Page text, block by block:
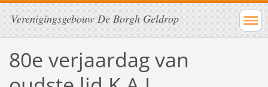
Verenigingsgebouw De Borgh Geldrop
80e verjaardag van